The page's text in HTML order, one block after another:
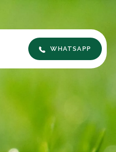
WHATSAPP